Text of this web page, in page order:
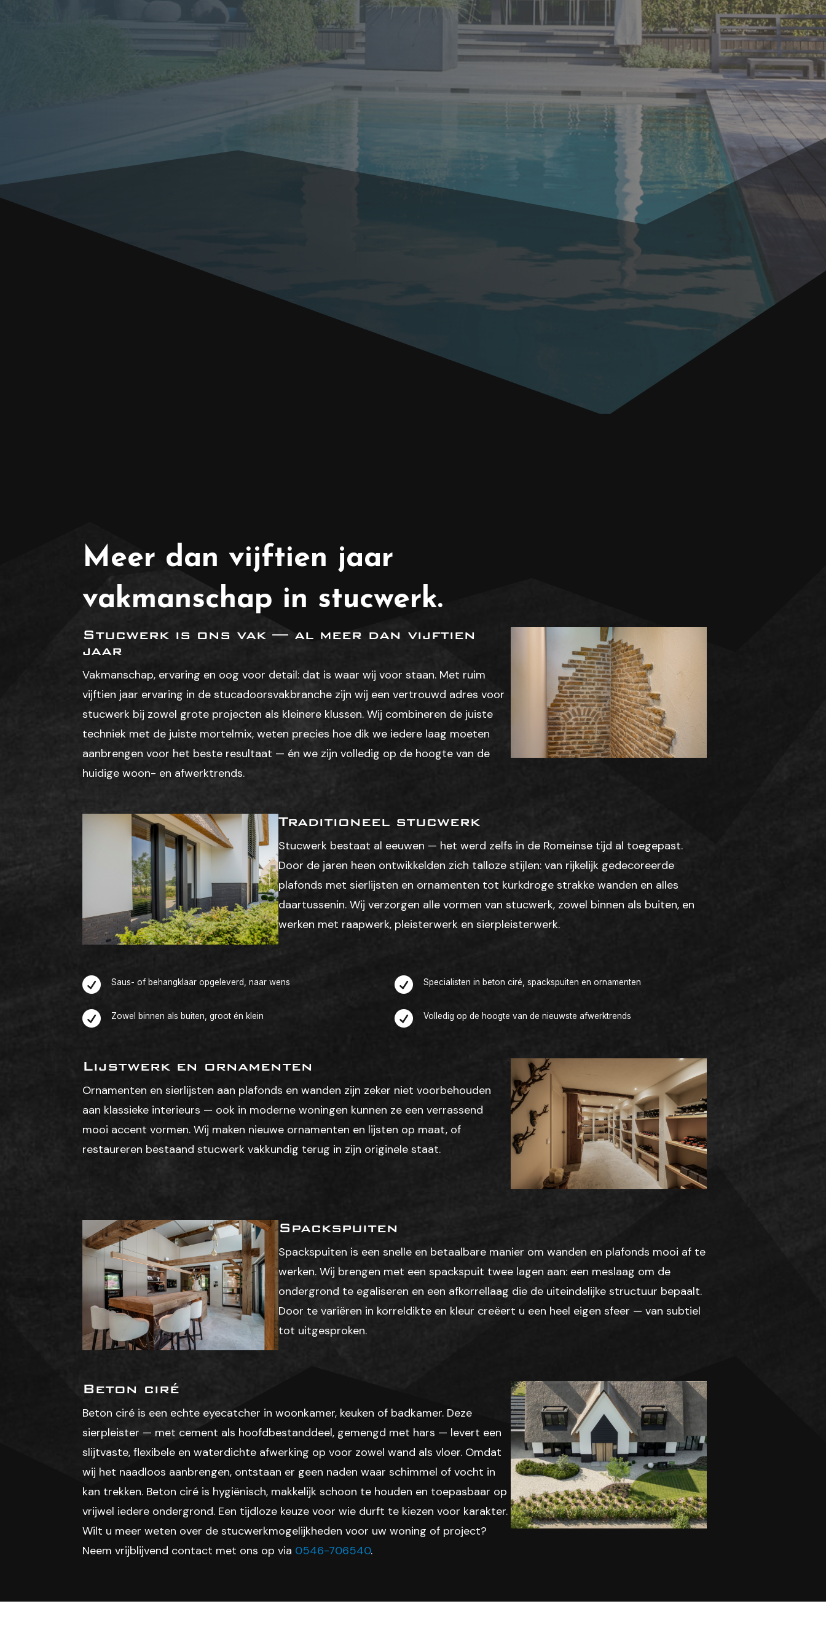
Meer dan vijftien jaar
vakmanschap in stucwerk.
Stucwerk is ons vak — al meer dan vijftien
jaar
Vakmanschap, ervaring en oog voor detail: dat is waar wij voor staan. Met ruim
vijftien jaar ervaring in de stucadoorsvakbranche zijn wij een vertrouwd adres voor
stucwerk bij zowel grote projecten als kleinere klussen. Wij combineren de juiste
techniek met de juiste mortelmix, weten precies hoe dik we iedere laag moeten
aanbrengen voor het beste resultaat — én we zijn volledig op de hoogte van de
huidige woon- en afwerktrends.
Traditioneel stucwerk
Stucwerk bestaat al eeuwen — het werd zelfs in de Romeinse tijd al toegepast.
Door de jaren heen ontwikkelden zich talloze stijlen: van rijkelijk gedecoreerde
plafonds met sierlijsten en ornamenten tot kurkdroge strakke wanden en alles
daartussenin. Wij verzorgen alle vormen van stucwerk, zowel binnen als buiten, en
werken met raapwerk, pleisterwerk en sierpleisterwerk.
 Saus- of behangklaar opgeleverd, naar wens  Specialisten in beton ciré, spackspuiten en ornamenten
 Zowel binnen als buiten, groot én klein  Volledig op de hoogte van de nieuwste afwerktrends
Lijstwerk en ornamenten
Ornamenten en sierlijsten aan plafonds en wanden zijn zeker niet voorbehouden
aan klassieke interieurs — ook in moderne woningen kunnen ze een verrassend
mooi accent vormen. Wij maken nieuwe ornamenten en lijsten op maat, of
restaureren bestaand stucwerk vakkundig terug in zijn originele staat.
Spackspuiten
Spackspuiten is een snelle en betaalbare manier om wanden en plafonds mooi af te
werken. Wij brengen met een spackspuit twee lagen aan: een meslaag om de
ondergrond te egaliseren en een afkorrellaag die de uiteindelijke structuur bepaalt.
Door te variëren in korreldikte en kleur creëert u een heel eigen sfeer — van subtiel
tot uitgesproken.
Beton ciré
Beton ciré is een echte eyecatcher in woonkamer, keuken of badkamer. Deze
sierpleister — met cement als hoofdbestanddeel, gemengd met hars — levert een
slijtvaste, flexibele en waterdichte afwerking op voor zowel wand als vloer. Omdat
wij het naadloos aanbrengen, ontstaan er geen naden waar schimmel of vocht in
kan trekken. Beton ciré is hygiënisch, makkelijk schoon te houden en toepasbaar op
vrijwel iedere ondergrond. Een tijdloze keuze voor wie durft te kiezen voor karakter.
Wilt u meer weten over de stucwerkmogelijkheden voor uw woning of project?
Neem vrijblijvend contact met ons op via 0546-706540.